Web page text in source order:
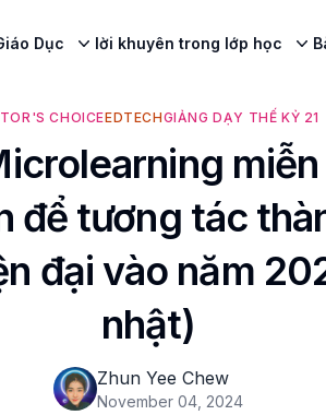
Dục lời khuyên trong lớp học
CHOICEEDTECHGIẢNG DẠY THẾ KỶ 21
để tương tác
đại vào năm
nhật)
Zhun Yee Chew
November 04, 2024